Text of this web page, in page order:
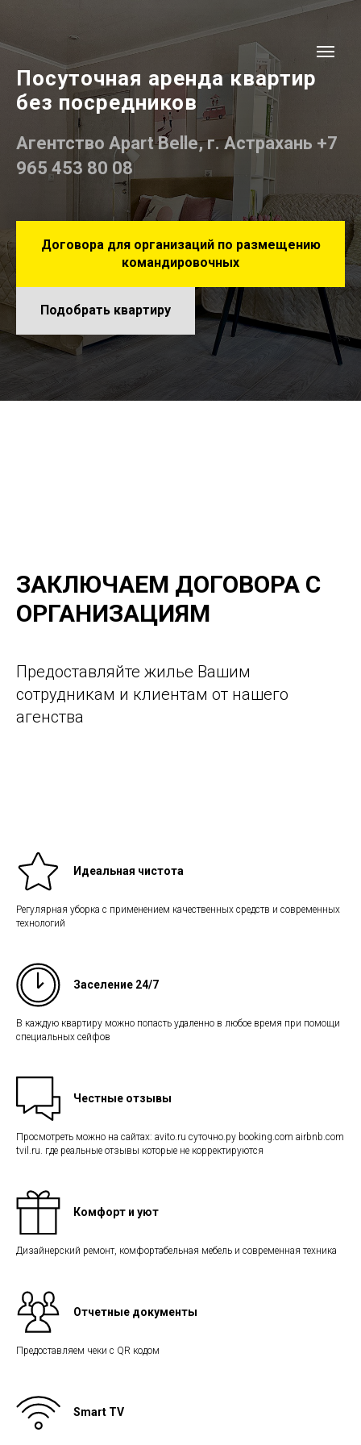
Посуточная аренда квартир
без посредников
Агентство Apart Belle, г. Астрахань +7
965 453 80 08
Договора для организаций по размещению
командировочных
Подобрать квартиру
ЗАКЛЮЧАЕМ ДОГОВОРА С
ОРГАНИЗАЦИЯМ
Предоставляйте жилье Вашим
сотрудникам и клиентам от нашего
агенства
Идеальная чистота
Регулярная уборка с применением качественных средств и современных
технологий
Заселение 24/7
В каждую квартиру можно попасть удаленно в любое время при помощи
специальных сейфов
Честные отзывы
Просмотреть можно на сайтах: avito.ru суточно.ру booking.com airbnb.com
tvil.ru. где реальные отзывы которые не корректируются
Комфорт и уют
Дизайнерский ремонт, комфортабельная мебель и современная техника
Отчетные документы
Предоставляем чеки с QR кодом
Smart TV